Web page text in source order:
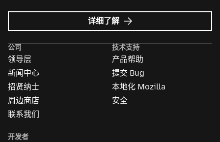
详细了解 Mozilla
广
公司
领导层
新闻中心
招贤纳士
周边商店
联系我们
技术支持
产品帮助
提交 Bug
本地化 Mozilla
安全
开发者